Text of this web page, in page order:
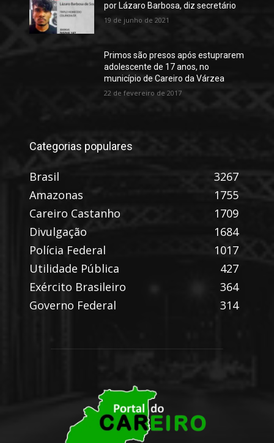
por Lázaro Barbosa, diz secretário
19 de junho de 2021
Primos são presos após estuprarem
adolescente de 17 anos, no
município de Careiro da Várzea
22 de fevereiro de 2017
Categorias populares
Brasil
3267
Amazonas
1755
Careiro Castanho
1709
Divulgação
1684
Polícia Federal
1017
Utilidade Pública
427
Exército Brasileiro
364
Governo Federal
314